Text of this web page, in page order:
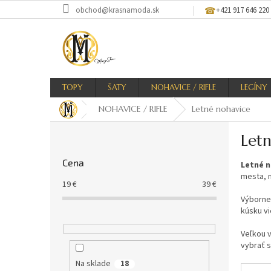
na
obchod@krasnamoda.sk +421 917 646 220
TOPY ŠATY NOHAVICE / RIFLE LEGÍNY
NOHAVICE / RIFLE Letné nohavice
Cena
19€ 39€
Na sklade 18
Letné
mesta,
kúsku
Veľkou
vybrať